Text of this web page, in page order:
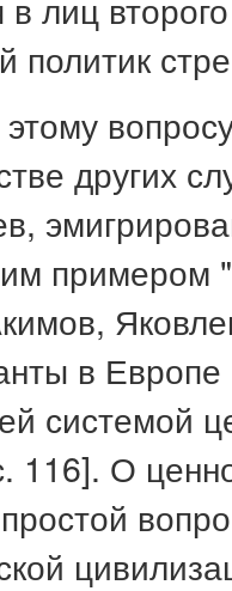
других
примером
в
системой
116]. О